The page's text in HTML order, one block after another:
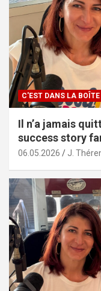
C'EST DANS LA BOÎTE
Il n’a jamais
success story
06.05.2026 J.